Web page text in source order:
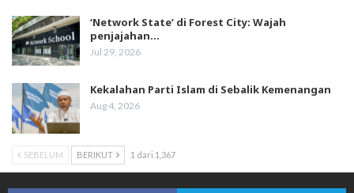
‘Network State’ di Forest City: Wajah
penjajahan…
Jul 29, 2026
Kekalahan Parti Islam di Sebalik Kemenangan
Aug 4, 2026
SEBELUM BERIKUT 1 dari 1,367